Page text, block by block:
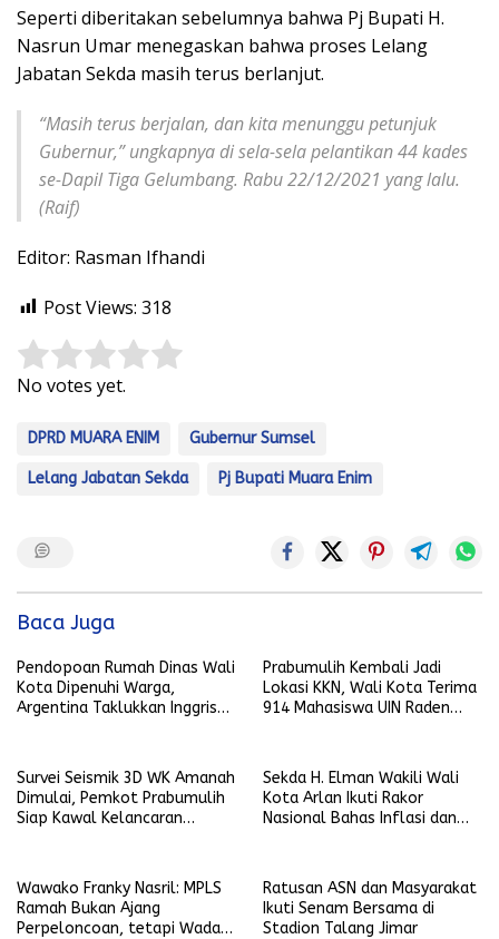
Seperti diberitakan sebelumnya bahwa Pj Bupati H.
Nasrun Umar menegaskan bahwa proses Lelang
Jabatan Sekda masih terus berlanjut.
“Masih terus berjalan, dan kita menunggu petunjuk
Gubernur,” ungkapnya di sela-sela pelantikan 44 kades
se-Dapil Tiga Gelumbang. Rabu 22/12/2021 yang lalu.
(Raif)
Editor: Rasman Ifhandi
Post Views: 318
Rate this item:
No votes yet.
DPRD MUARA ENIM Gubernur Sumsel
Lelang Jabatan Sekda Pj Bupati Muara Enim
Baca Juga
Pendopoan Rumah Dinas Wali
Kota Dipenuhi Warga,
Argentina Taklukkan Inggris
Prabumulih Kembali Jadi
Lokasi KKN, Wali Kota Terima
914 Mahasiswa UIN Raden
Survei Seismik 3D WK Amanah
Dimulai, Pemkot Prabumulih
Siap Kawal Kelancaran
Sekda H. Elman Wakili Wali
Kota Arlan Ikuti Rakor
Nasional Bahas Inflasi dan
Wawako Franky Nasril: MPLS
Ramah Bukan Ajang
Perpeloncoan, tetapi Wadah
Ratusan ASN dan Masyarakat
Ikuti Senam Bersama di
Stadion Talang Jimar